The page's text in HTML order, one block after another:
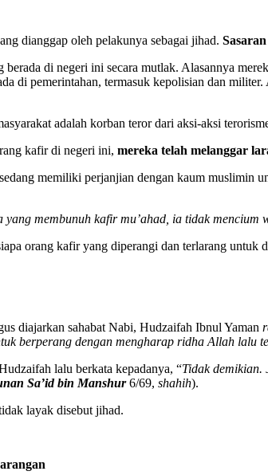
dianggap oleh pelakunya sebagai jihad. Sasaran
di negeri ini secara mutlak. Alasannya
di pemerintahan, termasuk kepolisian dan
adalah korban teror dari aksi-aksi
kafir di negeri ini, mereka telah melanggar
memiliki perjanjian dengan kaum muslimin
yang membunuh kafir mu’ahad, ia tidak
orang kafir yang diperangi dan terlarang untuk
diajarkan sahabat Nabi, Hudzaifah Ibnul Yaman
berperang dengan mengharap ridha Allah lalu
lalu berkata kepadanya, “Tidak demikian.
Sa’id bin Manshur 6/69, shahih).
layak disebut jihad.